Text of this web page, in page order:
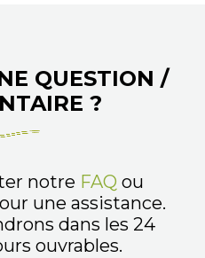
QUESTION /
?
notre FAQ ou
une assistance.
dans les 24
ouvrables.